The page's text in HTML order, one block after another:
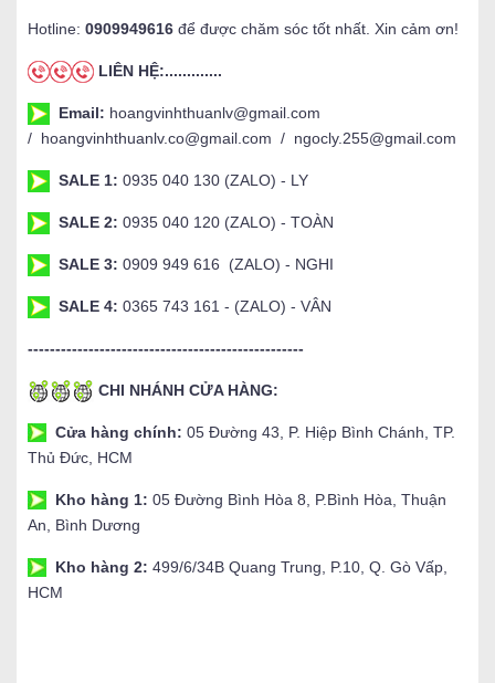
Hotline: 0909949616 để được chăm sóc tốt nhất. Xin cảm ơn!
LIÊN HỆ:.............
Email: hoangvinhthuanlv@gmail.com
/ hoangvinhthuanlv.co@gmail.com / ngocly.255@gmail.com
SALE 1: 0935 040 130 (ZALO) - LY
SALE 2: 0935 040 120 (ZALO) - TOÀN
SALE 3: 0909 949 616 (ZALO) - NGHI
SALE 4: 0365 743 161 - (ZALO) - VÂN
--------------------------------------------------
CHI NHÁNH CỬA HÀNG:
Cửa hàng chính: 05 Đường 43, P. Hiệp Bình Chánh, TP.
Thủ Đức, HCM
Kho hàng 1: 05 Đường Bình Hòa 8, P.Bình Hòa, Thuận
An, Bình Dương
Kho hàng 2: 499/6/34B Quang Trung, P.10, Q. Gò Vấp,
HCM